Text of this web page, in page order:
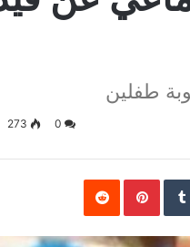
طفلين
273
Pinterest